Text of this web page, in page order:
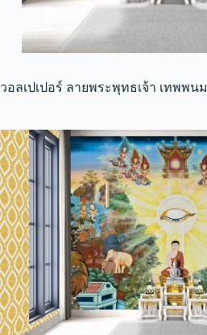
วอลเปเปอร์ ลายพระพุทธเจ้า เทพพนม